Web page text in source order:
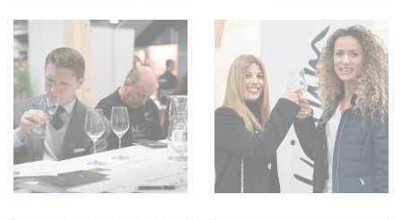
IMPRESSUM
AGB & DATENSCHUTZ
FAQ